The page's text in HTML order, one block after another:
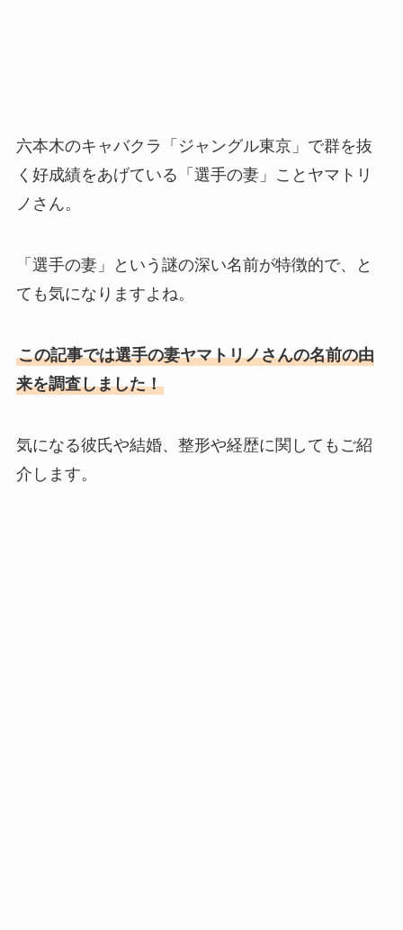
六本木のキャバクラ「ジャングル東京」で群を抜
く好成績をあげている「選手の妻」ことヤマトリ
ノさん。
「選手の妻」という謎の深い名前が特徴的で、と
ても気になりますよね。
この記事では選手の妻ヤマトリノさんの名前の由
来を調査しました！
気になる彼氏や結婚、整形や経歴に関してもご紹
介します。